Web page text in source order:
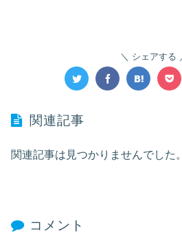
シェアする
関連記事
関連記事は見つかりませんでした。
コメント